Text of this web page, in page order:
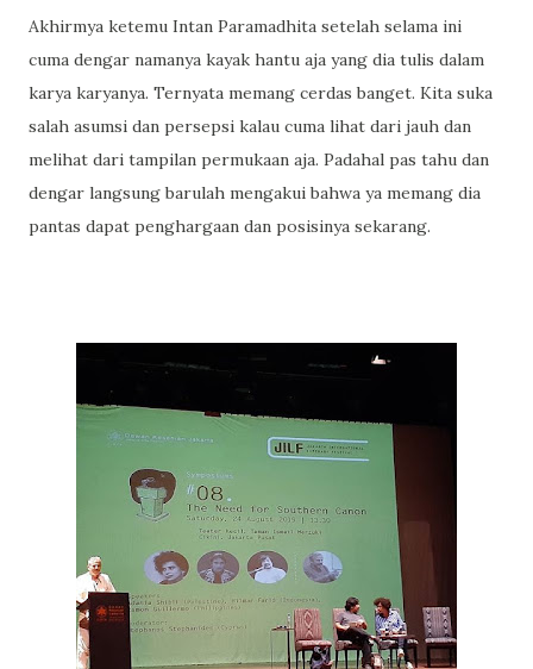
Akhirmya ketemu Intan Paramadhita setelah selama ini
cuma dengar namanya kayak hantu aja yang dia tulis dalam
karya karyanya. Ternyata memang cerdas banget. Kita suka
salah asumsi dan persepsi kalau cuma lihat dari jauh dan
melihat dari tampilan permukaan aja. Padahal pas tahu dan
dengar langsung barulah mengakui bahwa ya memang dia
pantas dapat penghargaan dan posisinya sekarang.